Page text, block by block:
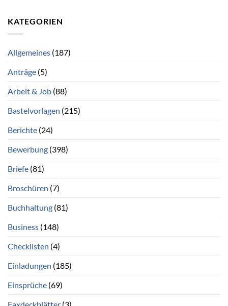
KATEGORIEN
Allgemeines (187)
Anträge (5)
Arbeit & Job (88)
Bastelvorlagen (215)
Berichte (24)
Bewerbung (398)
Briefe (81)
Broschüren (7)
Buchhaltung (81)
Business (148)
Checklisten (4)
Einladungen (185)
Einsprüche (69)
Faxdeckblätter (3)